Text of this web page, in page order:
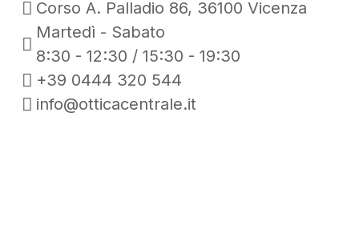
Corso A. Palladio 86, 36100 Vicenza
Martedì - Sabato
8:30 - 12:30 / 15:30 - 19:30
+39 0444 320 544
info@otticacentrale.it